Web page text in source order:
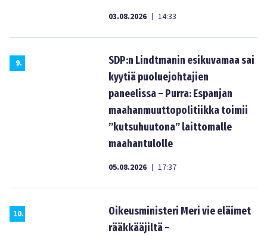
03.08.2026 | 14:33
9.
SDP:n Lindtmanin esikuvamaa sai
kyytiä puoluejohtajien
paneelissa – Purra: Espanjan
maahanmuuttopolitiikka toimii
”kutsuhuutona” laittomalle
maahantulolle
05.08.2026 | 17:37
10.
Oikeusministeri Meri vie eläimet
rääkkääjiltä –